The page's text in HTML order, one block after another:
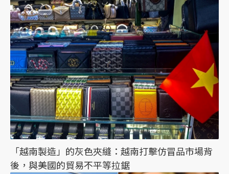
「越南製造」的灰色夾縫：越南打擊仿冒品市場背
後，與美國的貿易不平等拉鋸